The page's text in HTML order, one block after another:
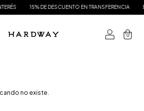
15% DE DESCUENTO EN TRANSFERENCIA ENVÍO
0
no existe.